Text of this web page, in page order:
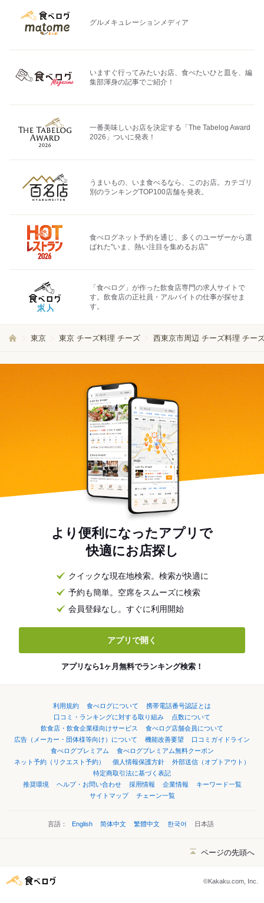
グルメキュレーションメディア
いますぐ行ってみたいお店、食べたいひと皿を、編
集部渾身の記事でご紹介！
一番美味しいお店を決定する「The Tabelog Award
2026」ついに発表！
うまいもの、いま食べるなら、このお店。カテゴリ
別のランキングTOP100店舗を発表。
食べログネット予約を通じ、多くのユーザーから選
ばれた"いま、熱い注目を集めるお店"
「食べログ」が作った飲食店専門の求人サイトで
す。飲食店の正社員・アルバイトの仕事が探せま
す。
東京 東京 チーズ料理 チーズ 西東京市周辺 チーズ料理 チー
より便利になったアプリで
快適にお店探し
クイックな現在地検索。検索が快適に
予約も簡単。空席をスムーズに検索
会員登録なし。すぐに利用開始
アプリで開く
アプリなら1ヶ月無料でランキング検索！
利用規約 食べログについて
携帯電話番号認証とは
口コミ・ランキングに対する取り組み
点数について
飲食店・飲食企業様向けサービス
食べログ店舗会員について
広告（メーカー・団体様等向け）について
機能改善要望
口コミガイドライン
食べログプレミアム
食べログプレミアム無料クーポン
ネット予約（リクエスト予約）
個人情報保護方針
外部送信（オプトアウト）
特定商取引法に基づく表記
推奨環境
ヘルプ・お問い合わせ 採用情報 企業情報
キーワード一覧
サイトマップ
チェーン一覧
言語： English 简体中文 繁體中文 한국어 日本語
ページの先頭へ
©Kakaku.com, Inc.